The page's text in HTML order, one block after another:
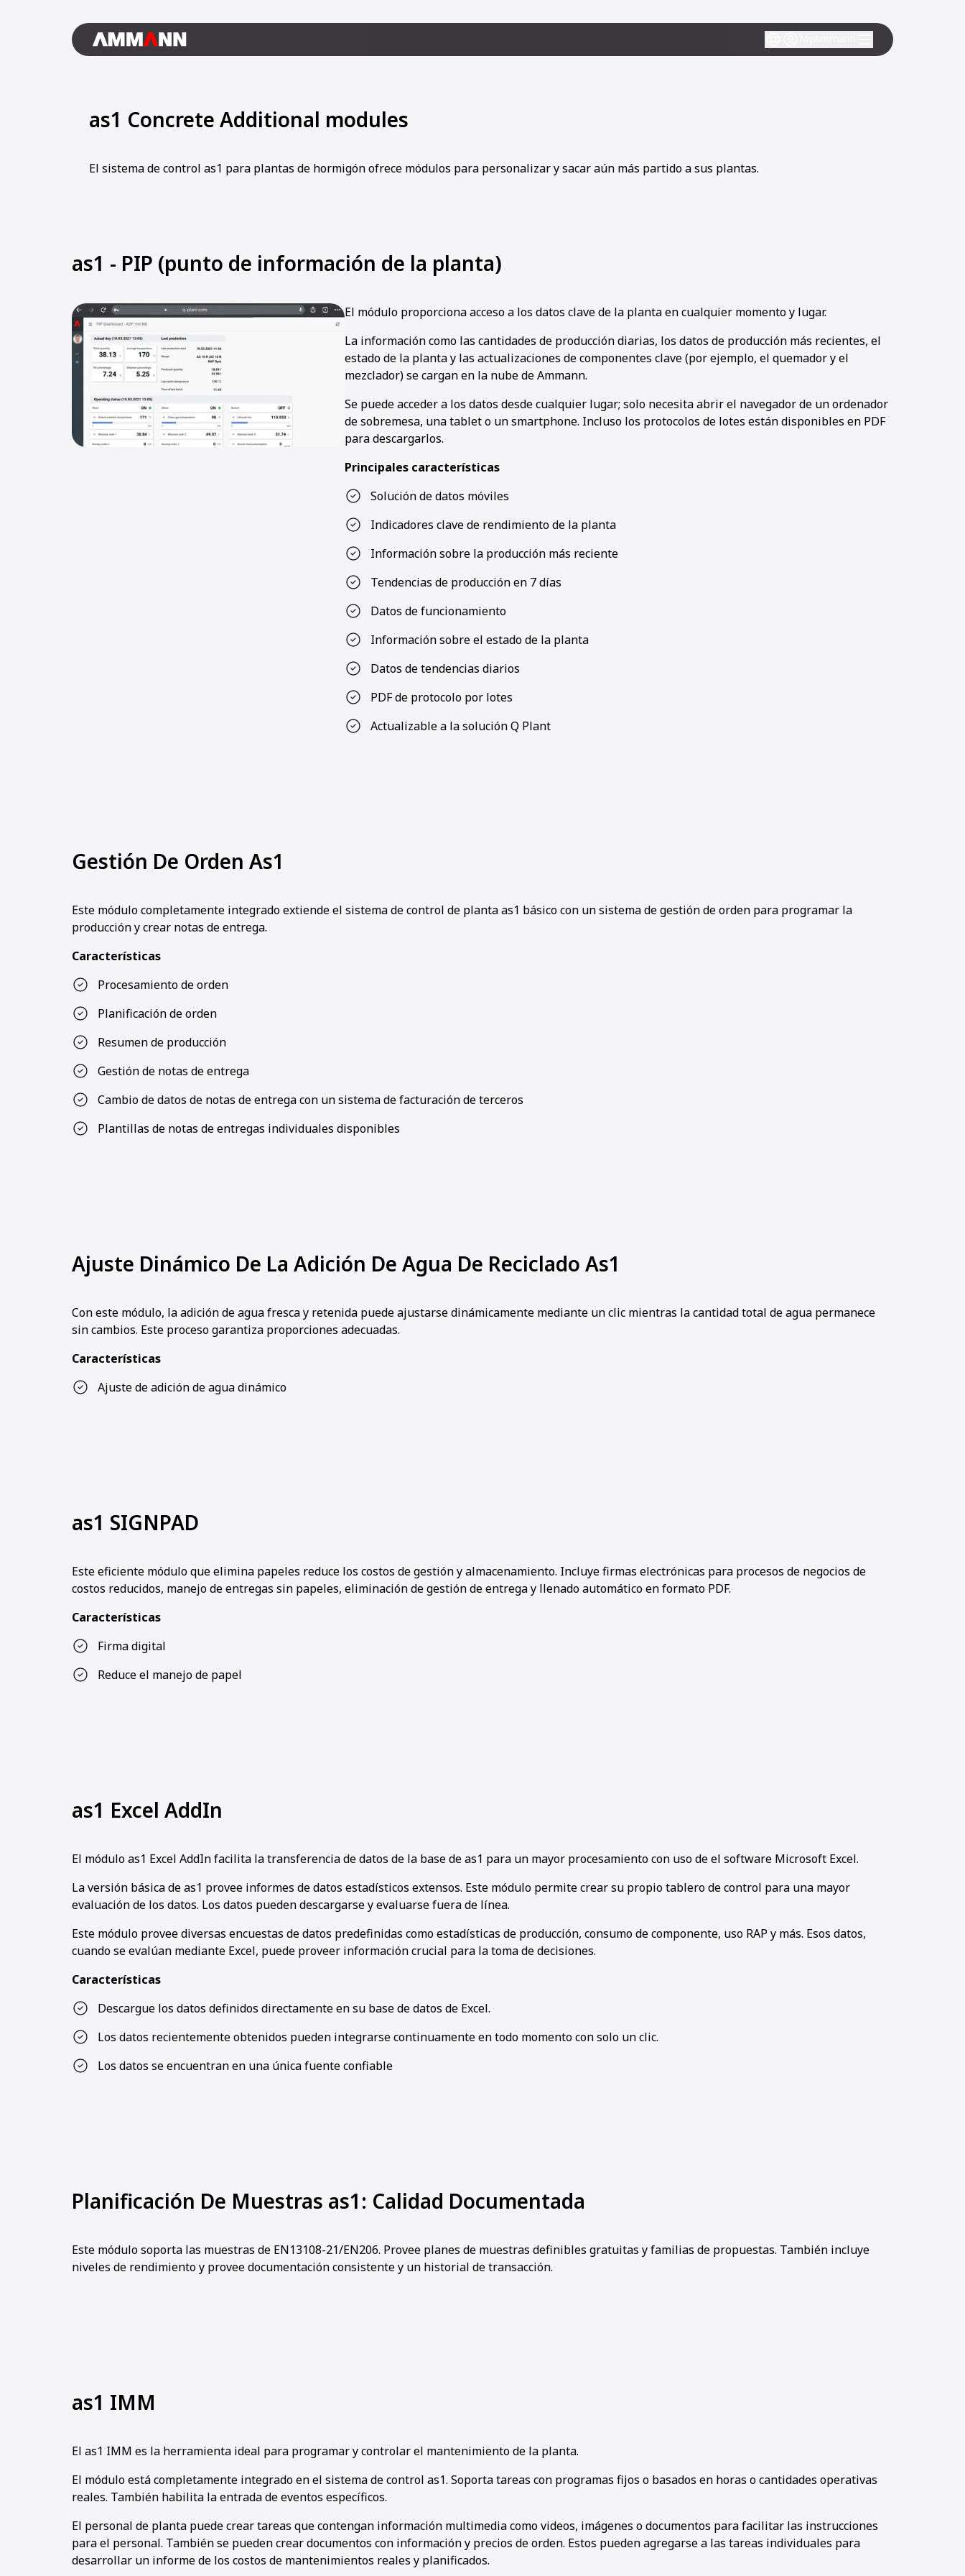
as1 Concrete Additional modules
El sistema de control as1 para plantas de hormigón ofrece módulos para personalizar y sacar aún más partido a sus plantas.
as1 - PIP (punto de información de la planta)
El módulo proporciona acceso a los datos clave de la planta en cualquier momento y lugar.
La información como las cantidades de producción diarias, los datos de producción más recientes, el
estado de la planta y las actualizaciones de componentes clave (por ejemplo, el quemador y el
mezclador) se cargan en la nube de Ammann.
Se puede acceder a los datos desde cualquier lugar; solo necesita abrir el navegador de un ordenador
de sobremesa, una tablet o un smartphone. Incluso los protocolos de lotes están disponibles en PDF
para descargarlos.
Principales características
Solución de datos móviles
Indicadores clave de rendimiento de la planta
Información sobre la producción más reciente
Tendencias de producción en 7 días
Datos de funcionamiento
Información sobre el estado de la planta
Datos de tendencias diarios
PDF de protocolo por lotes
Actualizable a la solución Q Plant
Gestión De Orden As1
Este módulo completamente integrado extiende el sistema de control de planta as1 básico con un sistema de gestión de orden para programar la
producción y crear notas de entrega.
Características
Procesamiento de orden
Planificación de orden
Resumen de producción
Gestión de notas de entrega
Cambio de datos de notas de entrega con un sistema de facturación de terceros
Plantillas de notas de entregas individuales disponibles
Ajuste Dinámico De La Adición De Agua De Reciclado As1
Con este módulo, la adición de agua fresca y retenida puede ajustarse dinámicamente mediante un clic mientras la cantidad total de agua permanece
sin cambios. Este proceso garantiza proporciones adecuadas.
Características
Ajuste de adición de agua dinámico
as1 SIGNPAD
Este eficiente módulo que elimina papeles reduce los costos de gestión y almacenamiento. Incluye firmas electrónicas para procesos de negocios de
costos reducidos, manejo de entregas sin papeles, eliminación de gestión de entrega y llenado automático en formato PDF.
Características
Firma digital
Reduce el manejo de papel
as1 Excel AddIn
El módulo as1 Excel AddIn facilita la transferencia de datos de la base de as1 para un mayor procesamiento con uso de el software Microsoft Excel.
La versión básica de as1 provee informes de datos estadísticos extensos. Este módulo permite crear su propio tablero de control para una mayor
evaluación de los datos. Los datos pueden descargarse y evaluarse fuera de línea.
Este módulo provee diversas encuestas de datos predefinidas como estadísticas de producción, consumo de componente, uso RAP y más. Esos datos,
cuando se evalúan mediante Excel, puede proveer información crucial para la toma de decisiones.
Características
Descargue los datos definidos directamente en su base de datos de Excel.
Los datos recientemente obtenidos pueden integrarse continuamente en todo momento con solo un clic.
Los datos se encuentran en una única fuente confiable
Planificación De Muestras as1: Calidad Documentada
Este módulo soporta las muestras de EN13108-21/EN206. Provee planes de muestras definibles gratuitas y familias de propuestas. También incluye
niveles de rendimiento y provee documentación consistente y un historial de transacción.
as1 IMM
El as1 IMM es la herramienta ideal para programar y controlar el mantenimiento de la planta.
El módulo está completamente integrado en el sistema de control as1. Soporta tareas con programas fijos o basados en horas o cantidades operativas
reales. También habilita la entrada de eventos específicos.
El personal de planta puede crear tareas que contengan información multimedia como videos, imágenes o documentos para facilitar las instrucciones
para el personal. También se pueden crear documentos con información y precios de orden. Estos pueden agregarse a las tareas individuales para
desarrollar un informe de los costos de mantenimientos reales y planificados.